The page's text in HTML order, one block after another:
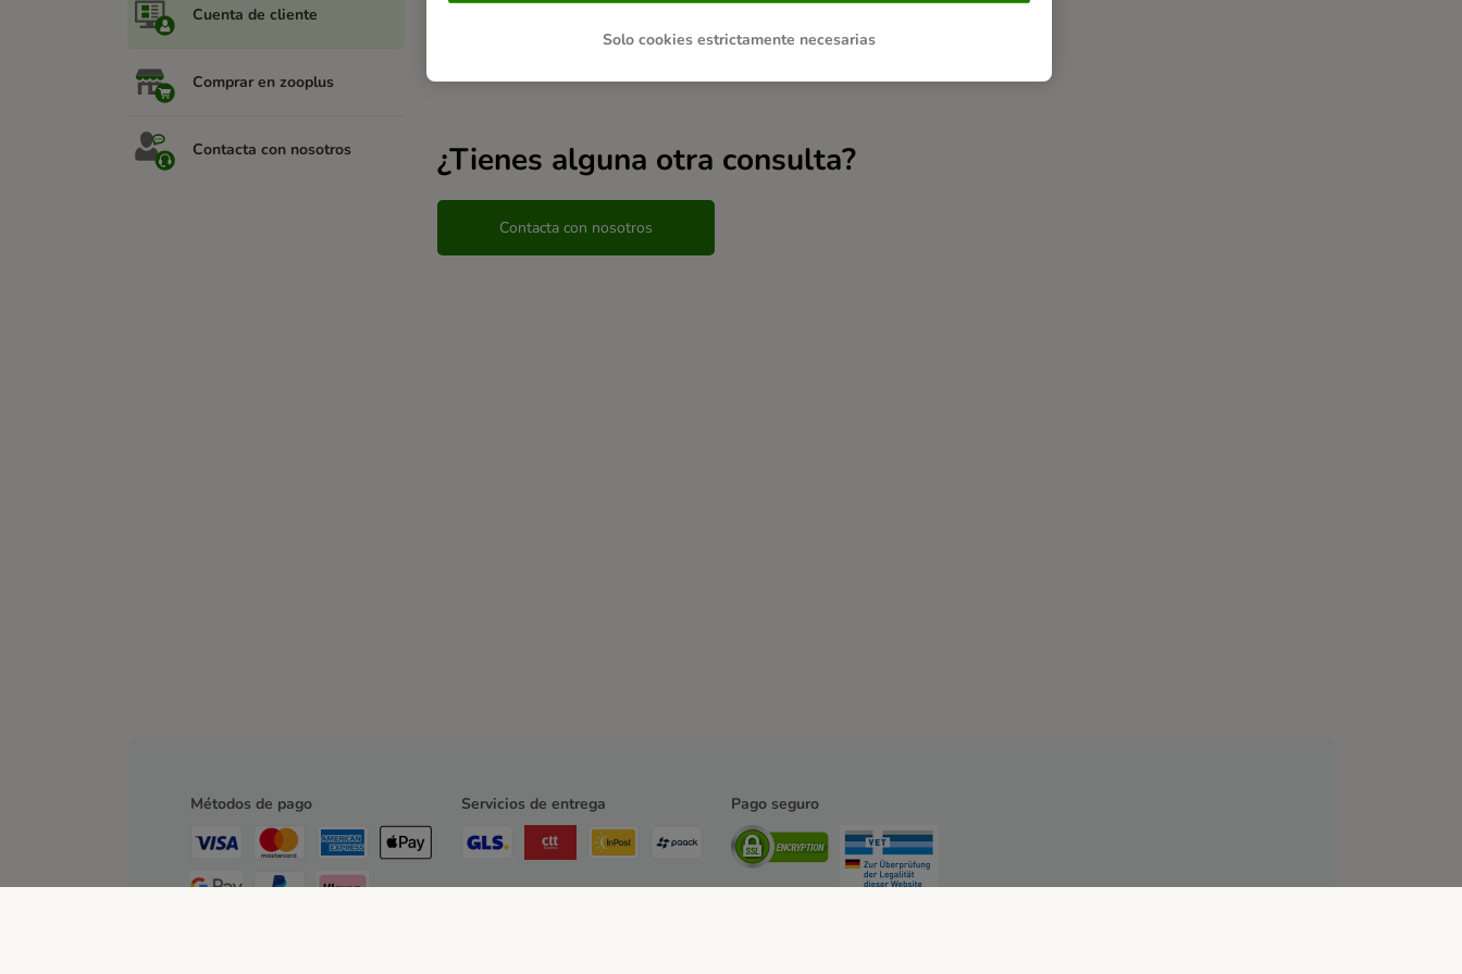
Cuenta de cliente
Comprar en zooplus
Contacta con nosotros ¿Tienes alguna otra consulta?
Contacta con nosotros
Métodos de pago Servicios de entrega Pago seguro
Solo cookies estrictamente necesarias